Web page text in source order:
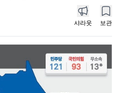
샤라웃 보관